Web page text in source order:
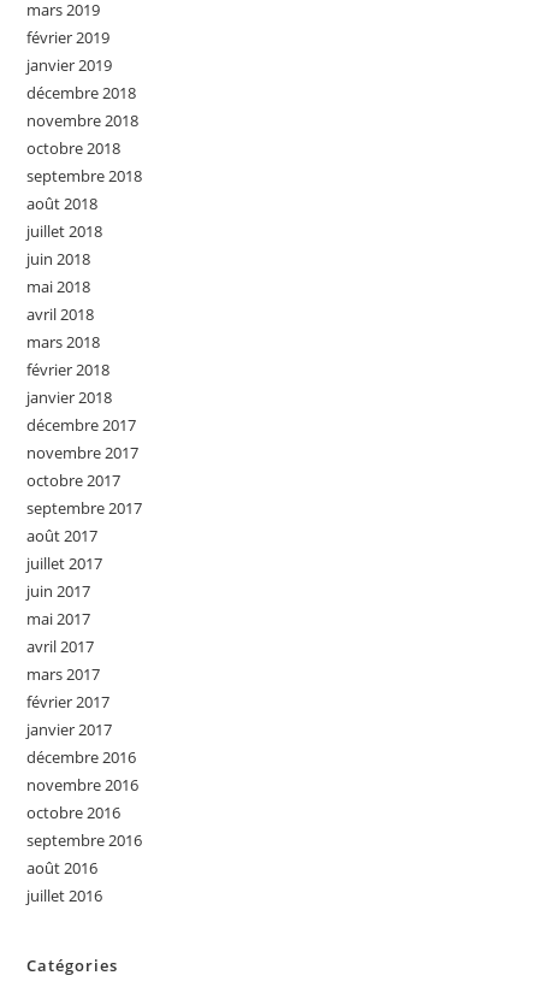
mars 2019
février 2019
janvier 2019
décembre 2018
novembre 2018
octobre 2018
septembre 2018
août 2018
juillet 2018
juin 2018
mai 2018
avril 2018
mars 2018
février 2018
janvier 2018
décembre 2017
novembre 2017
octobre 2017
septembre 2017
août 2017
juillet 2017
juin 2017
mai 2017
avril 2017
mars 2017
février 2017
janvier 2017
décembre 2016
novembre 2016
octobre 2016
septembre 2016
août 2016
juillet 2016
Catégories